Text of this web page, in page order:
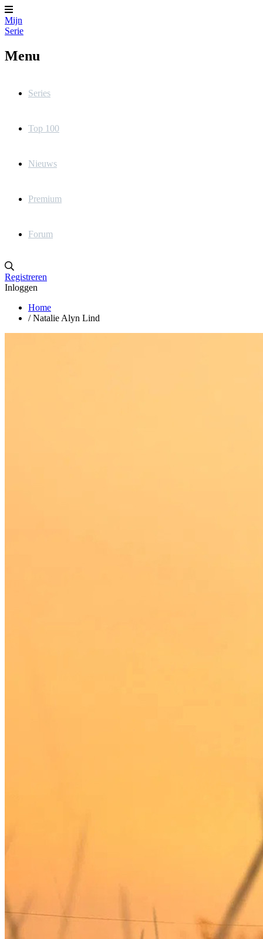
Mijn
Serie
Menu
Series
Top 100
Nieuws
Premium
Forum
Registreren
Inloggen
Home
/ Natalie Alyn Lind